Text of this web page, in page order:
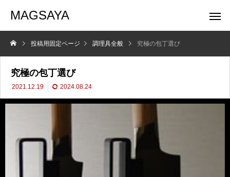
MAGSAYA
投稿用固定ページ 調理具全般 究極の包丁選び
究極の包丁選び
2021.12.19 2024.08.24